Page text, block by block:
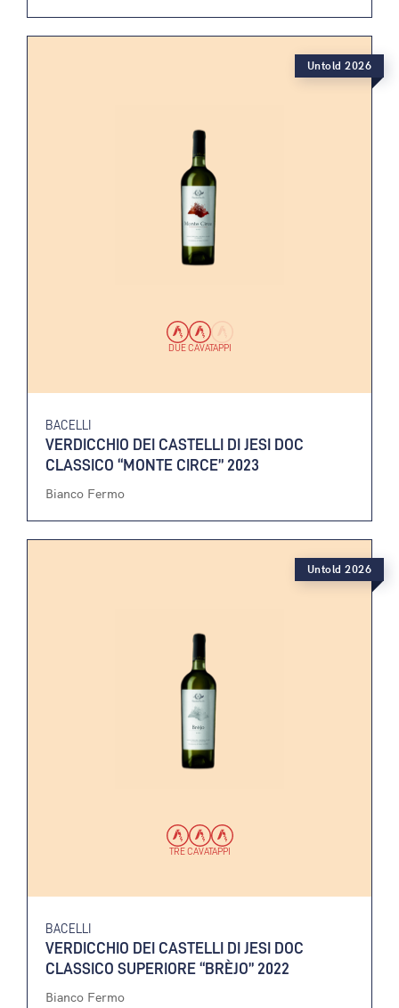
DUE CAVATAPPI
BACELLI
VERDICCHIO DEI CASTELLI DI JESI DOC
CLASSICO “MONTE CIRCE” 2023
Bianco Fermo
Untold 2026
TRE CAVATAPPI
BACELLI
VERDICCHIO DEI CASTELLI DI JESI DOC
CLASSICO SUPERIORE “BRÈJO” 2022
Bianco Fermo
Untold 2026